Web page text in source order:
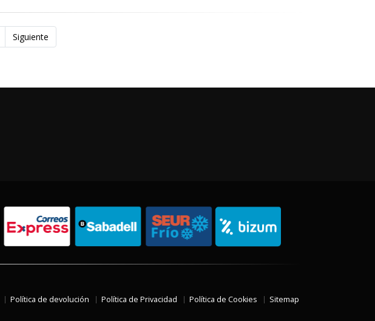
Siguiente
Política de devolución Política de Privacidad Política de Cookies Sitemap